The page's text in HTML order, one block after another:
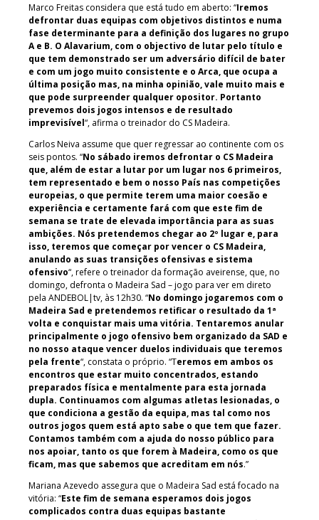
Marco Freitas considera que está tudo em aberto: “Iremos
defrontar duas equipas com objetivos distintos e numa
fase determinante para a definição dos lugares no grupo
A e B. O Alavarium, com o objectivo de lutar pelo título e
que tem demonstrado ser um adversário difícil de bater
e com um jogo muito consistente e o Arca, que ocupa a
última posição mas, na minha opinião, vale muito mais e
que pode surpreender qualquer opositor. Portanto
prevemos dois jogos intensos e de resultado
imprevisível“, afirma o treinador do CS Madeira.
Carlos Neiva assume que quer regressar ao continente com os
seis pontos. “No sábado iremos defrontar o CS Madeira
que, além de estar a lutar por um lugar nos 6 primeiros,
tem representado e bem o nosso País nas competições
europeias, o que permite terem uma maior coesão e
experiência e certamente fará com que este fim de
semana se trate de elevada importância para as suas
ambições. Nós pretendemos chegar ao 2º lugar e, para
isso, teremos que começar por vencer o CS Madeira,
anulando as suas transições ofensivas e sistema
ofensivo“, refere o treinador da formação aveirense, que, no
domingo, defronta o Madeira Sad – jogo para ver em direto
pela ANDEBOL|tv, às 12h30. “No domingo jogaremos com o
Madeira Sad e pretendemos retificar o resultado da 1ª
volta e conquistar mais uma vitória. Tentaremos anular
principalmente o jogo ofensivo bem organizado da SAD e
no nosso ataque vencer duelos individuais que teremos
pela frente“, constata o próprio. “Teremos em ambos os
encontros que estar muito concentrados, estando
preparados física e mentalmente para esta jornada
dupla. Continuamos com algumas atletas lesionadas, o
que condiciona a gestão da equipa, mas tal como nos
outros jogos quem está apto sabe o que tem que fazer.
Contamos também com a ajuda do nosso público para
nos apoiar, tanto os que forem à Madeira, como os que
ficam, mas que sabemos que acreditam em nós.”
Mariana Azevedo assegura que o Madeira Sad está focado na
vitória: “Este fim de semana esperamos dois jogos
complicados contra duas equipas bastante